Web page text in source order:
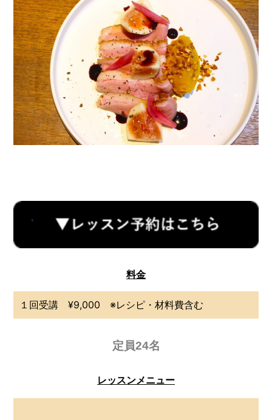
料金
１回受講 ¥9,000 ※レシピ・材料費含む
定員24名
レッスンメニュー